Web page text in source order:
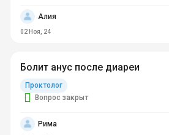
Алия
02 Ноя, 24
Болит анус после диареи
Проктолог
Вопрос закрыт
Рима